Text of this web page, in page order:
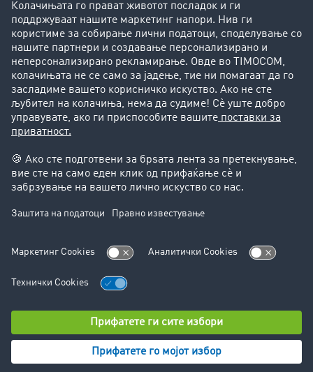
Преку клиенти до нови клиенти
Успешни приказни
Поддршка
Поддршка
Правни прашања
Импресум
Општи услови на работење
© TIMOCOM GmbH 2024. Сите права се задржани